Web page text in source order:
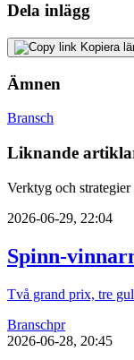
Dela inlägg
Kopiera
Ämnen
Bransch
Liknande
Verktyg och
2026-06-29, 22:04
Spinn-
Två grand prix, tre
Branschpr
2026-06-28, 20:45